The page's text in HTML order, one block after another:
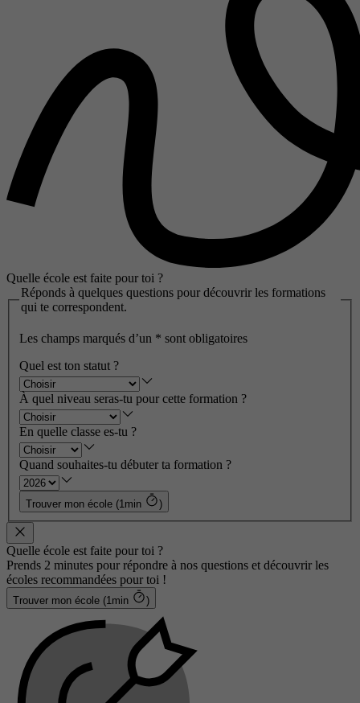
Quelle école est faite pour toi ?
Réponds à quelques questions pour découvrir les formations
qui te correspondent.
Les champs marqués d’un * sont obligatoires
Quel est ton statut ?
À quel niveau seras-tu pour cette formation ?
En quelle classe es-tu ?
Quand souhaites-tu débuter ta formation ?
Trouver mon école (1min )
Quelle école est faite pour toi ?
Prends 2 minutes pour répondre à nos questions et découvrir les
écoles recommandées pour toi !
Trouver mon école (1min )